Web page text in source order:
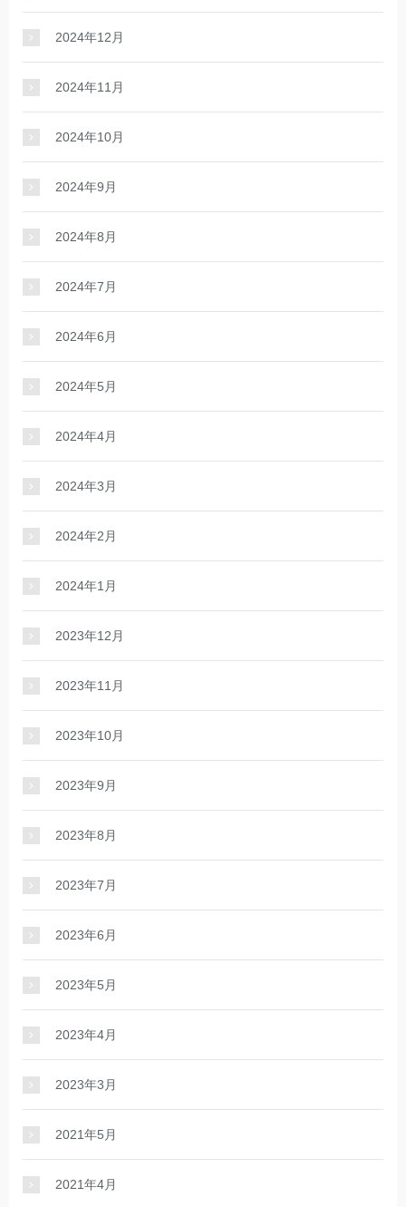
2024年12月
2024年11月
2024年10月
2024年9月
2024年8月
2024年7月
2024年6月
2024年5月
2024年4月
2024年3月
2024年2月
2024年1月
2023年12月
2023年11月
2023年10月
2023年9月
2023年8月
2023年7月
2023年6月
2023年5月
2023年4月
2023年3月
2021年5月
2021年4月